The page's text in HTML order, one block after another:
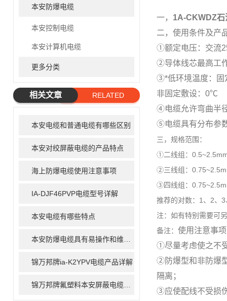
本安防爆电缆
本安控制电缆
本安计算机电缆
更多分类
相关文章
RELATED
本安电缆和普通电缆有哪些区别
本安对绞屏蔽电缆的产品特点
海上防爆电缆使用注意事项
IA-DJF46PVP电缆型号详解
本安电缆有哪些特点
锦万邦牌ia-K2YPV电缆产品详解
一， 1A-CKWDZ石
二，使用条件及产
①额定电压：交流
②导体线芯最高工
③*低环境温度：
非固定敷设：0℃
④电缆允许弯曲半
⑤电缆具有分布参
三，规格范围：
①二线组：
②三线组：
③四线组：
推荐的对数：1、2、
注：如有特别需要可
备注： 使用注意事
①尽量考虑使之不
②防爆型和非防爆
隔离；
③应使配线不受损